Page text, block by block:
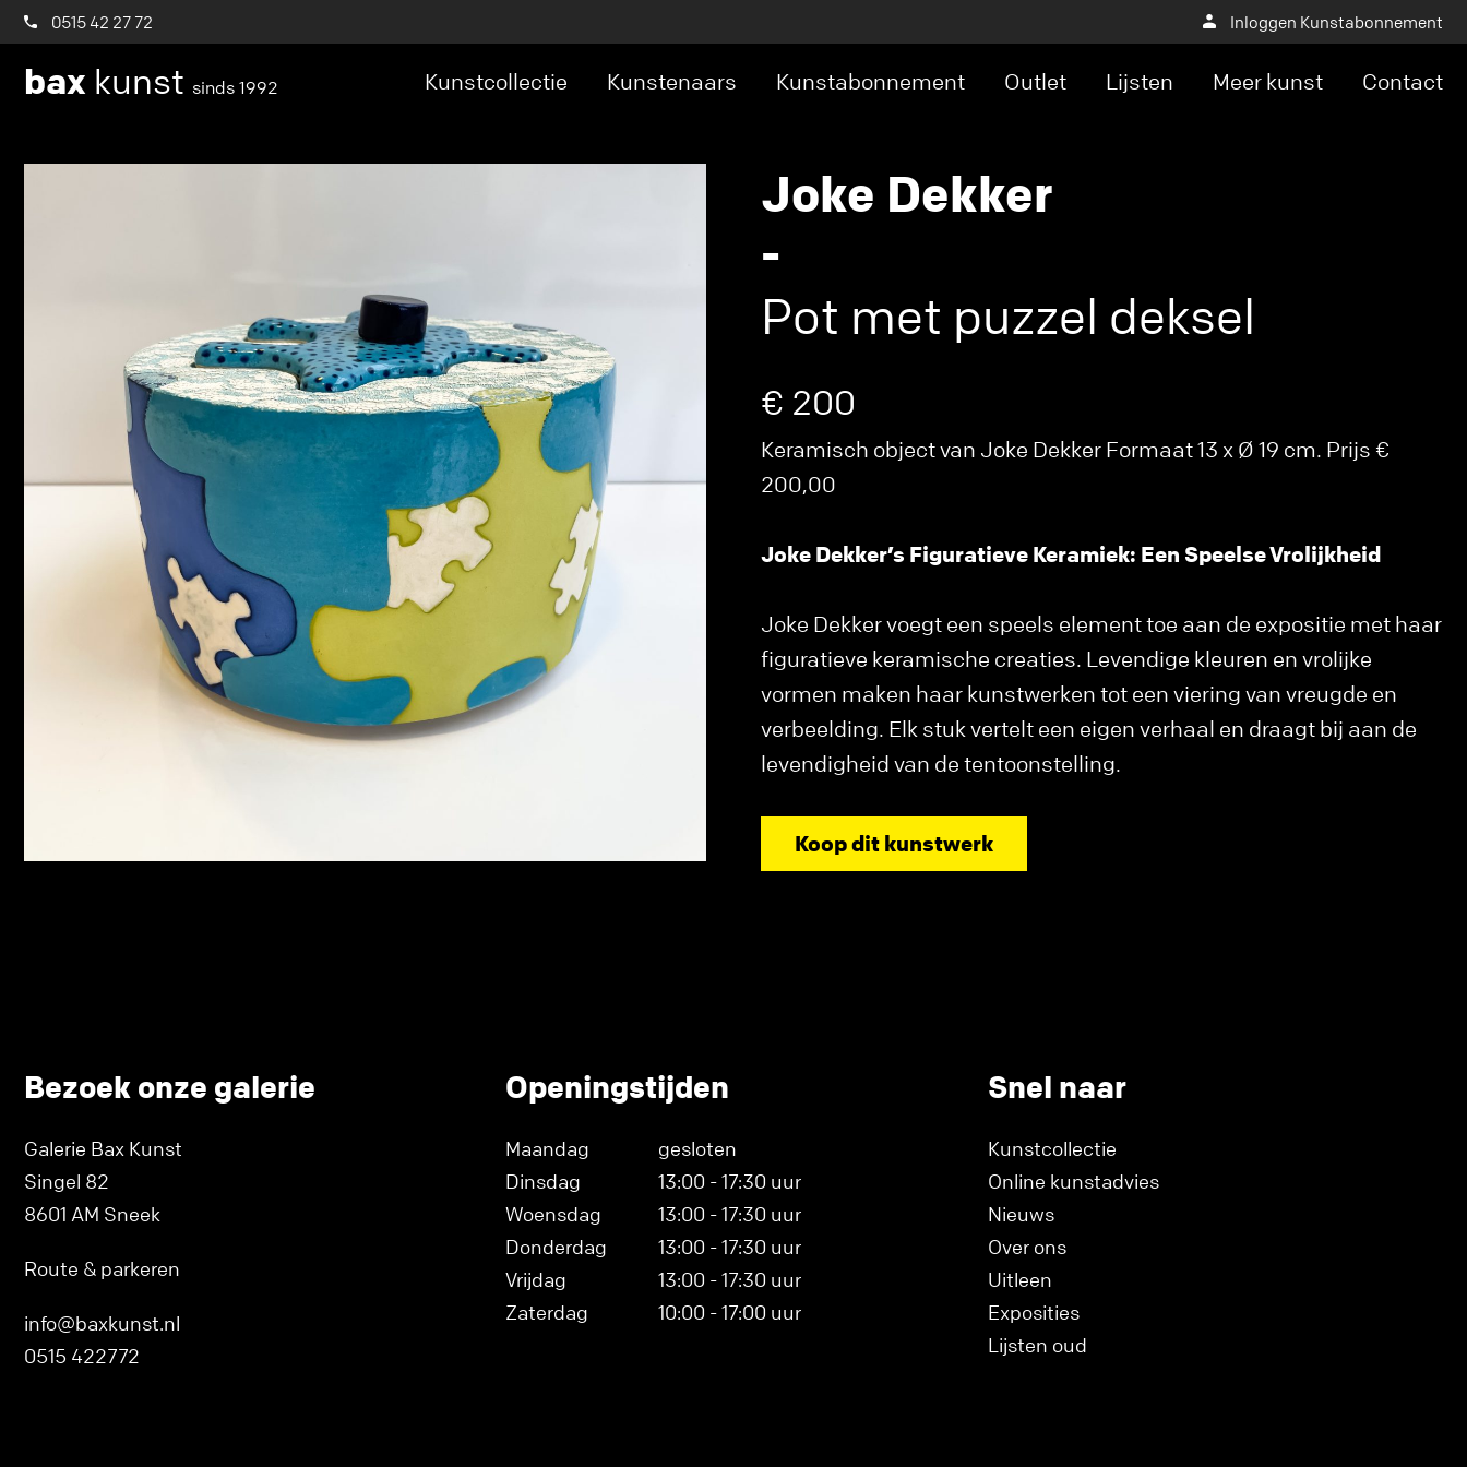
0515 42 27 72 Inloggen Kunstabonnement
bax kunst sinds 1992 Kunstcollectie Kunstenaars Kunstabonnement Outlet Lijsten Meer kunst Contact
Joke Dekker
-
Pot met puzzel deksel
€ 200
Keramisch object van Joke Dekker Formaat 13 x Ø 19 cm. Prijs €
200,00
Joke Dekker’s Figuratieve Keramiek: Een Speelse Vrolijkheid
Joke Dekker voegt een speels element toe aan de expositie met haar
figuratieve keramische creaties. Levendige kleuren en vrolijke
vormen maken haar kunstwerken tot een viering van vreugde en
verbeelding. Elk stuk vertelt een eigen verhaal en draagt bij aan de
levendigheid van de tentoonstelling.
Koop dit kunstwerk
Bezoek onze galerie
Galerie Bax Kunst
Singel 82
8601 AM Sneek
Route & parkeren
info@baxkunst.nl
0515 422772
Openingstijden
Maandag
gesloten
Dinsdag
13:00 - 17:30 uur
Woensdag
13:00 - 17:30 uur
Donderdag
13:00 - 17:30 uur
Vrijdag
13:00 - 17:30 uur
Zaterdag
10:00 - 17:00 uur
Snel naar
Kunstcollectie
Online kunstadvies
Nieuws
Over ons
Uitleen
Exposities
Lijsten oud